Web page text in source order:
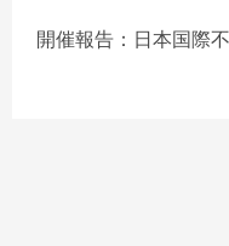
開催報告：日本国際